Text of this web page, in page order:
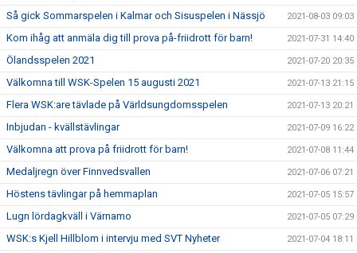
Så gick Sommarspelen i Kalmar och Sisuspelen i Nässjö 2021-08-03 09:03
Kom ihåg att anmäla dig till prova på-friidrott för barn! 2021-07-31 14:40
Ölandsspelen 2021 2021-07-20 20:35
Välkomna till WSK-Spelen 15 augusti 2021 2021-07-13 21:15
Flera WSK:are tävlade på Världsungdomsspelen 2021-07-13 20:21
Inbjudan - kvällstävlingar 2021-07-09 16:22
Välkomna att prova på friidrott för barn! 2021-07-08 11:44
Medaljregn över Finnvedsvallen 2021-07-06 07:21
Höstens tävlingar på hemmaplan 2021-07-05 15:57
Lugn lördagkväll i Värnamo 2021-07-05 07:29
WSK:s Kjell Hillblom i intervju med SVT Nyheter 2021-07-04 18:11